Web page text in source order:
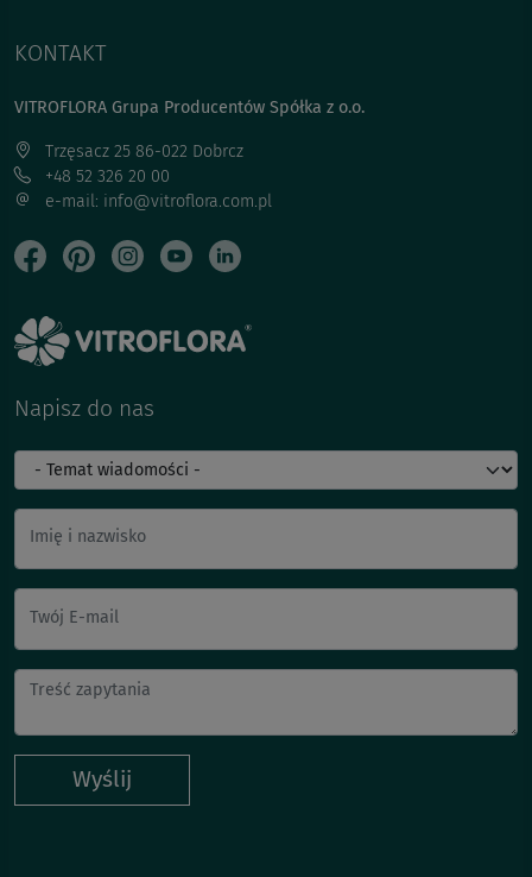
KONTAKT
VITROFLORA Grupa Producentów Spółka z o.o.
Trzęsacz 25 86-022 Dobrcz
+48 52 326 20 00
e-mail: info@vitroflora.com.pl
Napisz do nas
Imię i nazwisko
Twój E-mail
Wyślij